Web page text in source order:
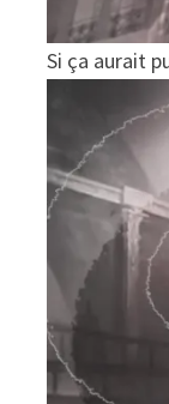
Si ça aurait